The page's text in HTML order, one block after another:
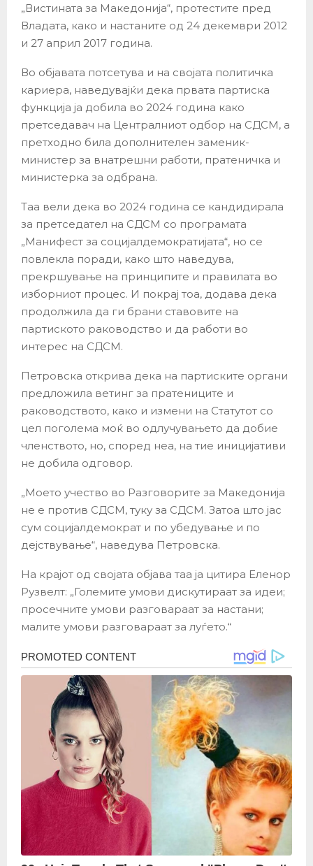
„Вистината за Македонија“, протестите пред
Владата, како и настаните од 24 декември 2012
и 27 април 2017 година.
Во објавата потсетува и на својата политичка
кариера, наведувајќи дека првата партиска
функција ја добила во 2024 година како
претседавач на Централниот одбор на СДСМ, а
претходно била дополнителен заменик-
министер за внатрешни работи, пратеничка и
министерка за одбрана.
Таа вели дека во 2024 година се кандидирала
за претседател на СДСМ со програмата
„Манифест за социјалдемократијата“, но се
повлекла поради, како што наведува,
прекршување на принципите и правилата во
изборниот процес. И покрај тоа, додава дека
продолжила да ги брани ставовите на
партиското раководство и да работи во
интерес на СДСМ.
Петровска открива дека на партиските органи
предложила ветинг за пратениците и
раководството, како и измени на Статутот со
цел поголема моќ во одлучувањето да добие
членството, но, според неа, на тие иницијативи
не добила одговор.
„Моето учество во Разговорите за Македонија
не е против СДСМ, туку за СДСМ. Затоа што јас
сум социјалдемократ и по убедување и по
дејствување“, наведува Петровска.
На крајот од својата објава таа ја цитира Еленор
Рузвелт: „Големите умови дискутираат за идеи;
просечните умови разговараат за настани;
малите умови разговараат за луѓето.“